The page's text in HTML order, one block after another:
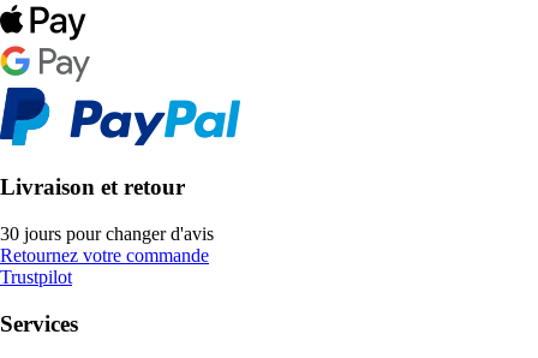
Livraison et retour
30 jours pour changer d'avis
Retournez votre commande
Trustpilot
Services